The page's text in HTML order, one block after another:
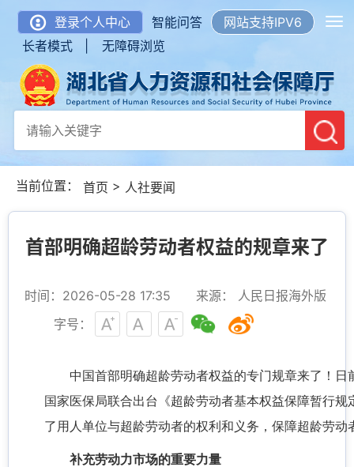
登录个人中心 智能问答
网站支持IPV6
长者模式 |
无障碍浏览
当前位置： 首页 > 人社要闻
首部明确超龄劳动者权益的规章来了
时间：2026-05-28 17:35
来源： 人民日报海外版
字号：
中国首部明确超龄劳动者权益的专门规章来了！
国家医保局联合出台《超龄劳动者基本权益保障暂行
了用人单位与超龄劳动者的权利和义务，保障超龄劳
补充劳动力市场的重要力量